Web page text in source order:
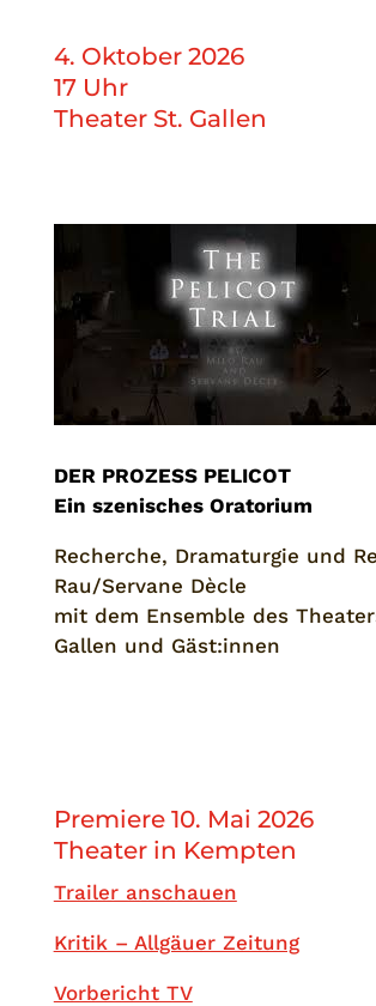
4. Oktober 2026
17 Uhr
Theater St. Gallen
DER PROZESS PELICOT
Ein szenisches Oratorium
Recherche, Dramaturgie und
Rau/Servane Dècle
mit dem Ensemble des
Gallen und Gäst:innen
Premiere 10. Mai 2026
Theater in Kempten
Trailer anschauen
Kritik – Allgäuer Zeitung
Vorbericht TV